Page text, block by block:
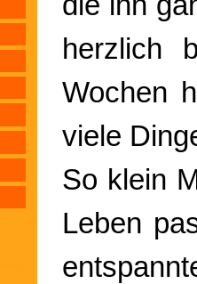
herzlich
Wochen
viele
So klein
Leben